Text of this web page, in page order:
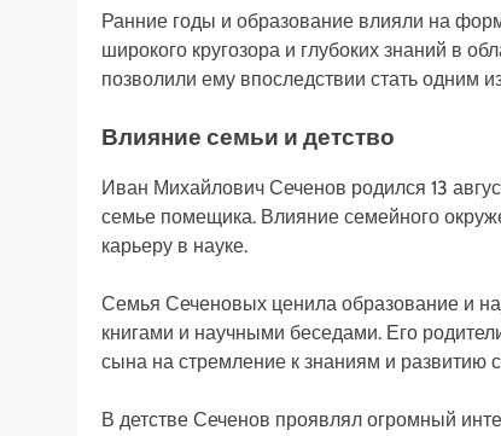
Ранние годы и образование влияли на
широкого кругозора и глубоких знаний в
позволили ему впоследствии стать одним
Влияние семьи и детство
Иван Михайлович Сеченов родился 13
семье помещика. Влияние семейного
карьеру в науке.
Семья Сеченовых ценила образование и
книгами и научными беседами. Его
сына на стремление к знаниям и развитию
В детстве Сеченов проявлял огромный